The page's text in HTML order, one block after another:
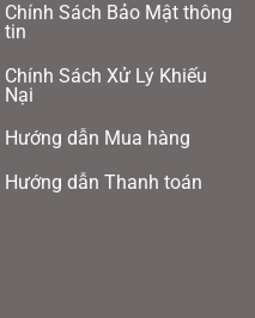
Chính Sách Bảo Mật thông
tin
Chính Sách Xử Lý Khiếu
Nại
Hướng dẫn Mua hàng
Hướng dẫn Thanh toán